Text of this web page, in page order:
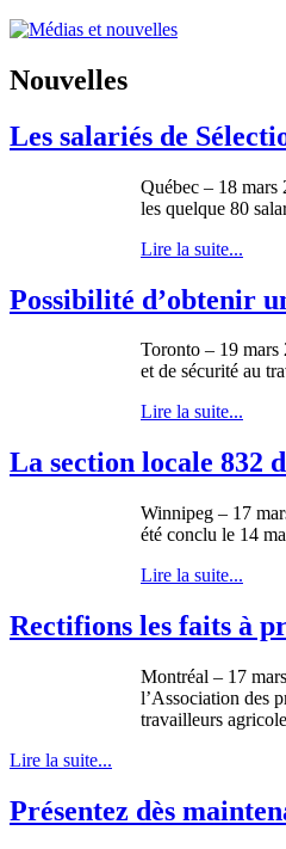
Nouvelles
Les salariés de
Québec – 18 mars
les quelque 80
Lire la suite...
Possibilité d’obtenir
Toronto – 19
et de sécurité au
Lire la suite...
La section locale 832
Winnipeg – 17
été conclu le 14
Lire la suite...
Rectifions les faits à
Montréal – 17
l’Association des
travailleurs
Lire la suite...
Présentez dès